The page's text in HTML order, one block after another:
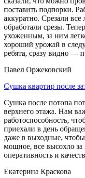
поставить подпорки.
аккуратно. Срезали
обработали срезы.
ухоженным, за ним
хороший урожай в
ребята, сразу видно —
Павел Оржековский
Сушка квартир после
Сушка после потопа
верхнего этажа. Нам
работоспособность,
приехали в день
даже в выходные,
мощное, все высохло за
оперативность и
Екатерина Краскова